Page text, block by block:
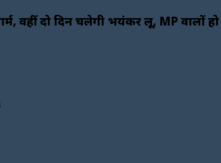
वहीं दो दिन चलेगी भयंकर लू, MP वालों